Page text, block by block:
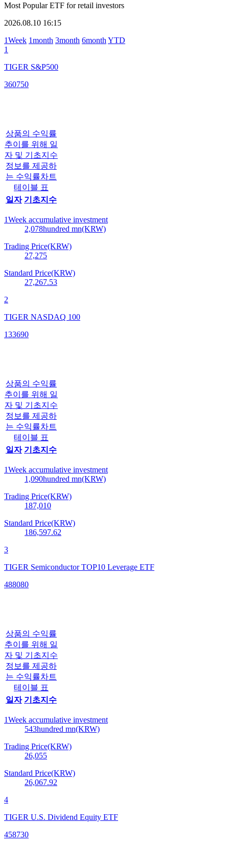
Most Popular ETF for retail investors
2026.08.10 16:15
1Week 1month 3month 6month YTD
1
TIGER S&P500
360750
상품의 수익률
추이를 위해 일
자 및 기초지수
정보를 제공하
는 수익률차트
테이블 표
일자 기초지수
1Week accumulative investment
2,078hundred mn(KRW)
Trading Price(KRW)
27,275
Standard Price(KRW)
27,267.53
2
TIGER NASDAQ 100
133690
상품의 수익률
추이를 위해 일
자 및 기초지수
정보를 제공하
는 수익률차트
테이블 표
일자 기초지수
1Week accumulative investment
1,090hundred mn(KRW)
Trading Price(KRW)
187,010
Standard Price(KRW)
186,597.62
3
TIGER Semiconductor TOP10 Leverage ETF
488080
상품의 수익률
추이를 위해 일
자 및 기초지수
정보를 제공하
는 수익률차트
테이블 표
일자 기초지수
1Week accumulative investment
543hundred mn(KRW)
Trading Price(KRW)
26,055
Standard Price(KRW)
26,067.92
4
TIGER U.S. Dividend Equity ETF
458730